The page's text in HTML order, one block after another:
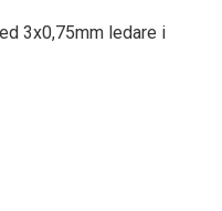
3x0,75mm ledare i